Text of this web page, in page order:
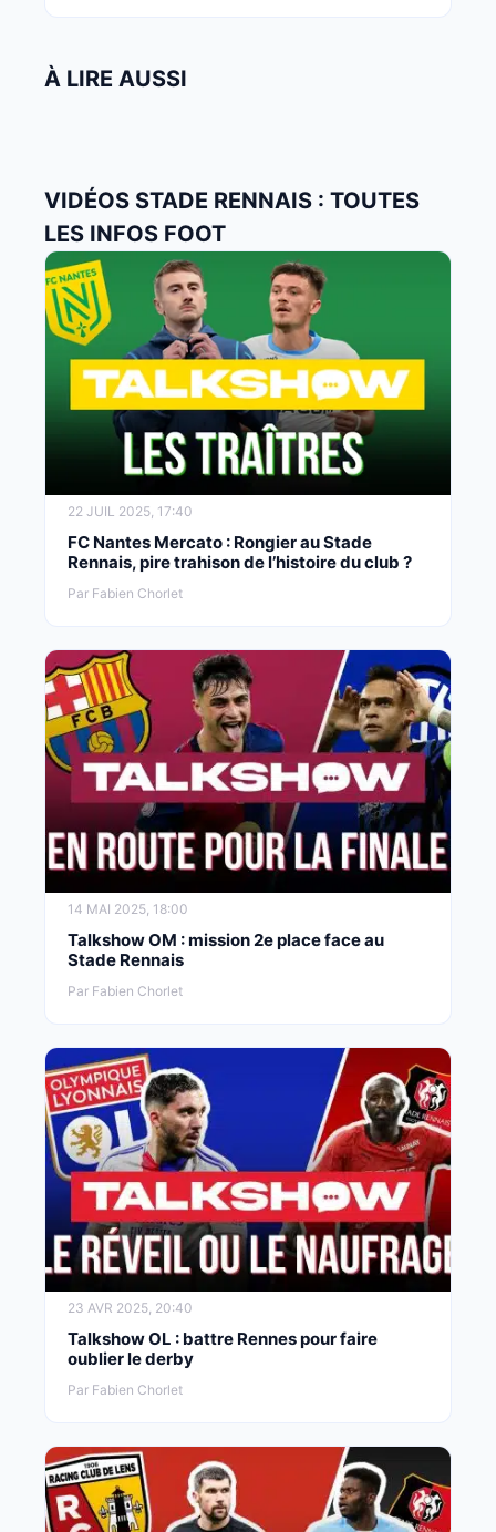
À LIRE AUSSI
VIDÉOS STADE RENNAIS : TOUTES
LES INFOS FOOT
22 JUIL 2025, 17:40
FC Nantes Mercato : Rongier au Stade
Rennais, pire trahison de l’histoire du club ?
Par Fabien Chorlet
14 MAI 2025, 18:00
Talkshow OM : mission 2e place face au
Stade Rennais
Par Fabien Chorlet
23 AVR 2025, 20:40
Talkshow OL : battre Rennes pour faire
oublier le derby
Par Fabien Chorlet